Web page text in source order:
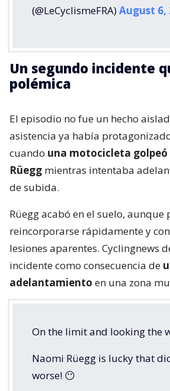
(@LeCyclismeFRA)August 6,
Un segundo incidente
polémica
El episodio no fue un hecho
asistencia ya había
cuando una motocicleta golpeó
Rüegg mientras intentaba
de subida.
Rüegg acabó en el suelo, aunque
reincorporarse rápidamente y
lesiones aparentes. Cyclingnews
incidente como consecuencia de
adelantamiento en una zona
On the limit and looking the
Naomi Rüegg is lucky that
worse! 😶